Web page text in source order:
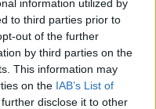
information utilized by
to third parties prior to
out of the further
by third parties on the
This information may
on the IAB’s List of
disclose it to other
2020
serwisu